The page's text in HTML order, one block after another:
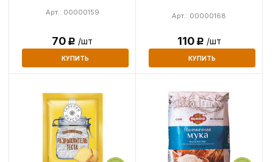
Арт.: 00000159
70Р /шт
КУПИТЬ
Арт.: 00000168
110Р /шт
КУПИТЬ